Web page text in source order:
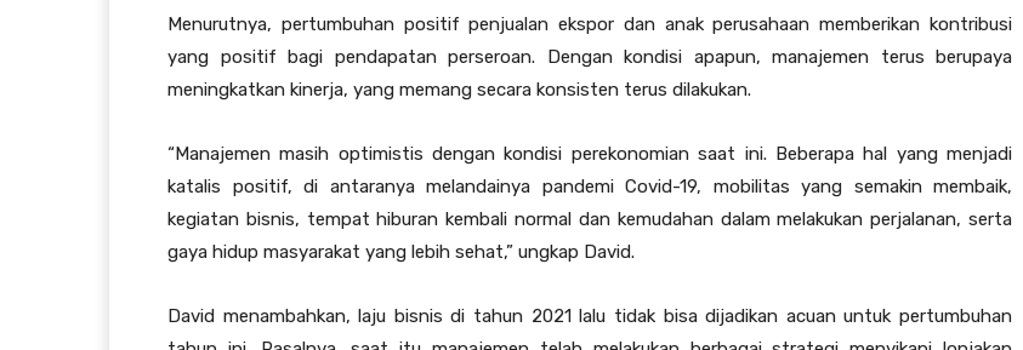
Menurutnya, pertumbuhan positif penjualan ekspor dan anak perusahaan memberikan kontribusi
yang positif bagi pendapatan perseroan. Dengan kondisi apapun, manajemen terus berupaya
meningkatkan kinerja, yang memang secara konsisten terus dilakukan.
“Manajemen masih optimistis dengan kondisi perekonomian saat ini. Beberapa hal yang menjadi
katalis positif, di antaranya melandainya pandemi Covid-19, mobilitas yang semakin membaik,
kegiatan bisnis, tempat hiburan kembali normal dan kemudahan dalam melakukan perjalanan, serta
gaya hidup masyarakat yang lebih sehat,” ungkap David.
David menambahkan, laju bisnis di tahun 2021 lalu tidak bisa dijadikan acuan untuk pertumbuhan